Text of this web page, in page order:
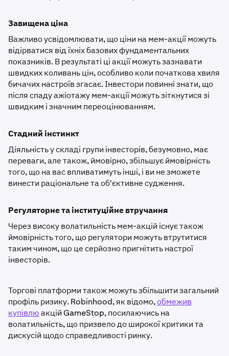
Завищена ціна
Важливо усвідомлювати, що ціни на мем-акції можуть
відірватися від їхніх базових фундаментальних
показників. В результаті ці акції можуть зазнавати
швидких коливань цін, особливо коли початкова хвиля
бичачих настроїв згасає. Інвестори повинні знати, що
після спаду ажіотажу мем-акції можуть зіткнутися зі
швидким і значним переоцінюванням.
Стадний інстинкт
Діяльність у складі групи інвесторів, безумовно, має
переваги, але також, ймовірно, збільшує ймовірність
того, що на вас впливатимуть інші, і ви не зможете
винести раціональне та об'єктивне судження.
Регуляторне та інституційне втручання
Через високу волатильність мем-акцій існує також
ймовірність того, що регулятори можуть втрутитися
таким чином, що це серйозно пригнітить настрої
інвесторів.
Торгові платформи також можуть збільшити загальний
профіль ризику. Robinhood, як відомо,обмежив
купівлюакцій GameStop, посилаючись на
волатильність, що призвело до широкої критики та
дискусій щодо справедливості ринку.